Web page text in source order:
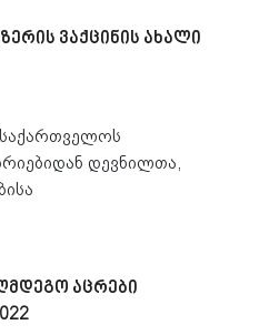
ვაქცინის ახალი
დევნილთა,
აცრები